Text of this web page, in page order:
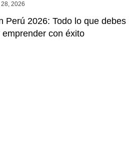
2026
Perú 2026: Todo lo que debes
con éxito